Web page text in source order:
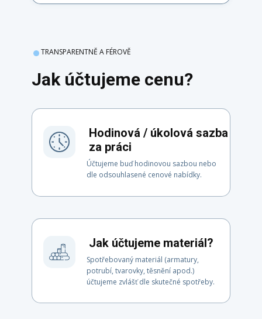
TRANSPARENTNĚ A FÉROVĚ
Jak účtujeme cenu?
Hodinová / úkolová sazba
za práci
Účtujeme buď hodinovou sazbou nebo
dle odsouhlasené cenové nabídky.
Jak účtujeme materiál?
Spotřebovaný materiál (armatury,
potrubí, tvarovky, těsnění apod.)
účtujeme zvlášť dle skutečné spotřeby.